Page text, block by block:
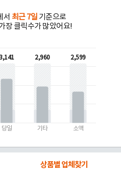
서 최근 7일 기준으로
장 클릭수가 많았어요!
당일
2,960
기타
2,599
소액
상품별 업체찾기